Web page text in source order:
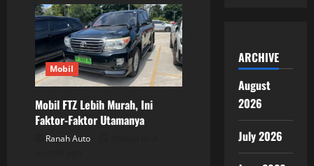
Hybrid
2025,
MPV
Mewah
yang
Menjadi
Simbol
Kenyamanan
Mobil
Mobil FTZ Lebih Murah, Ini
Faktor-Faktor Utamanya
Ranah Auto
ARCHIVE
August
2026
July 2026